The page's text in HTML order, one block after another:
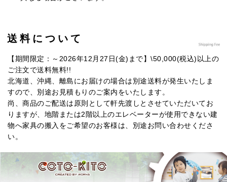
送料について
【期間限定：～2026年12月27日(金)まで】\50,000(税込)以上の
ご注文で送料無料!!
北海道、沖縄、離島にお届けの場合は別途送料が発生いたしま
すので、別途お見積もりのご案内をいたします。
尚、商品のご配送は原則として軒先渡しとさせていただいてお
りますが、地階または2階以上のエレベーターが使用できない建
物へ家具の搬入をご希望のお客様は、別途お問い合わせくださ
い。